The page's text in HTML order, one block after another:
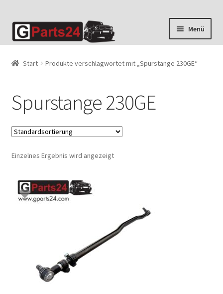
Zur
Navigation
Zum
Inhalt
Menü
Start Produkte verschlagwortet mit „Spurstange 230GE“
Spurstange 230GE
Einzelnes Ergebnis wird angezeigt